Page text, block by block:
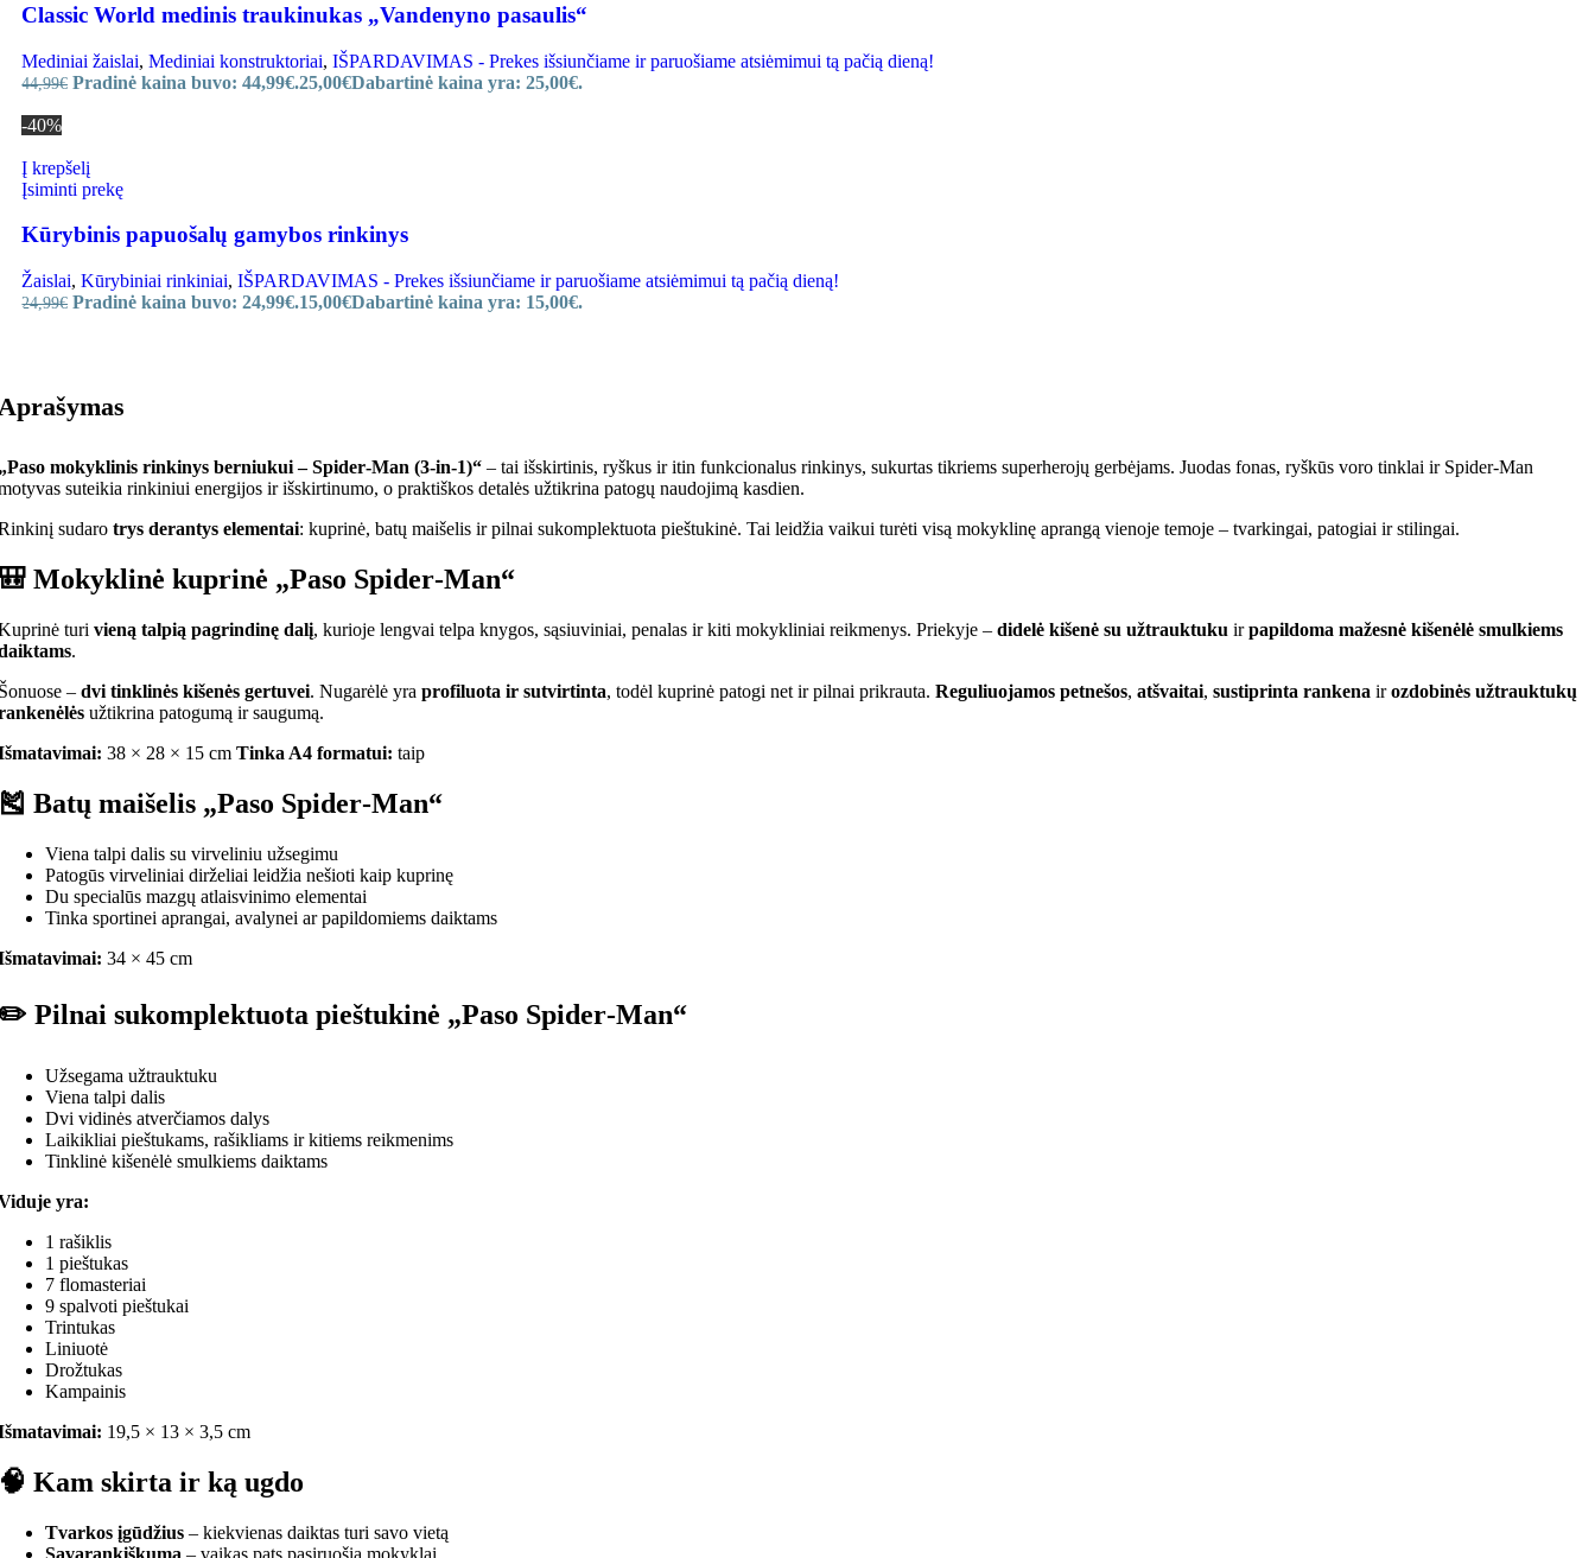
Classic World medinis traukinukas „Vandenyno pasaulis“
Mediniai žaislai, Mediniai konstruktoriai, IŠPARDAVIMAS - Prekes išsiunčiame ir paruošiame atsiėmimui tą pačią dieną!
44,99€ Pradinė kaina buvo: 44,99€.25,00€Dabartinė kaina yra: 25,00€.
-40%
Į krepšelį
Įsiminti prekę
Kūrybinis papuošalų gamybos rinkinys
Žaislai, Kūrybiniai rinkiniai, IŠPARDAVIMAS - Prekes išsiunčiame ir paruošiame atsiėmimui tą pačią dieną!
24,99€ Pradinė kaina buvo: 24,99€.15,00€Dabartinė kaina yra: 15,00€.
mokyklinis rinkinys berniukui – Spider‑Man (3‑in‑1)“ – tai išskirtinis, ryškus ir itin funkcionalus rinkinys, sukurtas tikriems superherojų gerbėjams. Juodas fonas, ryškūs voro tinklai ir Spider‑Man
suteikia rinkiniui energijos ir išskirtinumo, o praktiškos detalės užtikrina patogų naudojimą kasdien.
sudaro trys derantys elementai: kuprinė, batų maišelis ir pilnai sukomplektuota pieštukinė. Tai leidžia vaikui turėti visą mokyklinę aprangą vienoje temoje – tvarkingai, patogiai ir stilingai.
Mokyklinė kuprinė „Paso Spider‑Man“
turi vieną talpią pagrindinę dalį, kurioje lengvai telpa knygos, sąsiuviniai, penalas ir kiti mokykliniai reikmenys. Priekyje – didelė kišenė su užtrauktuku irpapildoma mažesnė kišenėlė smulkiems
.
– dvi tinklinės kišenės gertuvei. Nugarėlė yra profiluota ir sutvirtinta, todėl kuprinė patogi net ir pilnai prikrauta. Reguliuojamos petnešos, atšvaitai, sustiprinta rankena irozdobinės užtrauktukų
užtikrina patogumą ir saugumą.
38 × 28 × 15 cm Tinka A4 formatui: taip
Batų maišelis „Paso Spider‑Man“
Viena talpi dalis su virveliniu užsegimu
Patogūs virveliniai dirželiai leidžia nešioti kaip kuprinę
Du specialūs mazgų atlaisvinimo elementai
Tinka sportinei aprangai, avalynei ar papildomiems daiktams
34 × 45 cm
Pilnai sukomplektuota pieštukinė „Paso Spider‑Man“
Užsegama užtrauktuku
Viena talpi dalis
Dvi vidinės atverčiamos dalys
Laikikliai pieštukams, rašikliams ir kitiems reikmenims
Tinklinė kišenėlė smulkiems daiktams
yra:
1 rašiklis
1 pieštukas
7 flomasteriai
9 spalvoti pieštukai
Trintukas
Liniuotė
Drožtukas
Kampainis
19,5 × 13 × 3,5 cm
Kam skirta ir ką ugdo
Tvarkos įgūdžius – kiekvienas daiktas turi savo vietą
Savarankiškumą – vaikas pats pasiruošia mokyklai